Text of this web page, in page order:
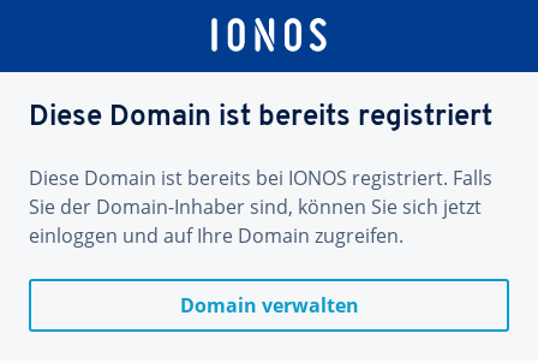
Diese Domain ist bereits registriert
Diese Domain ist bereits bei IONOS registriert. Falls
Sie der Domain-Inhaber sind, können Sie sich jetzt
einloggen und auf Ihre Domain zugreifen.
Domain verwalten